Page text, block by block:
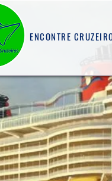
ENCONTRE